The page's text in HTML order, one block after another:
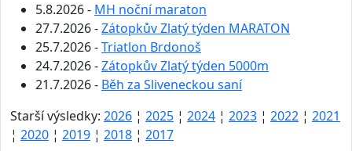
5.8.2026 - MH noční maraton
27.7.2026 -Zátopkův Zlatý týden MARATON
25.7.2026 -Triatlon Brdonoš
24.7.2026 -Zátopkův Zlatý týden 5000m
21.7.2026 - Běh za Sliveneckou saní
Starší výsledky: 2026 ¦ 2025 ¦ 2024 ¦ 2023 ¦ 2022 ¦ 2021
¦ 2020 ¦ 2019 ¦ 2018 ¦ 2017